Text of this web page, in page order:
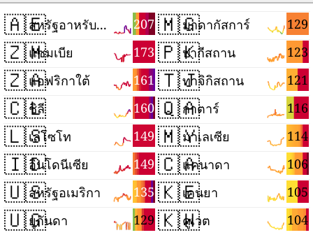
🇦🇪 207
สหรัฐอาหรับเอมิเรตส์
🇿🇲 173
แซมเบีย
🇿🇦 161
แอฟริกาใต้
🇨🇱 160
ชิลี
🇱🇸 149
เลโซโท
🇮🇩 149
อินโดนีเซีย
🇺🇸 135
สหรัฐอเมริกา
🇺🇬 129
ยูกันดา
🇲🇬 129
มาดากัสการ์
🇵🇰 123
ปากีสถาน
🇹🇯 121
ทาจิกิสถาน
🇶🇦 116
กาตาร์
🇲🇾 114
มาเลเซีย
🇨🇦 106
แคนาดา
🇰🇪 105
เคนยา
🇰🇼 104
คูเวต